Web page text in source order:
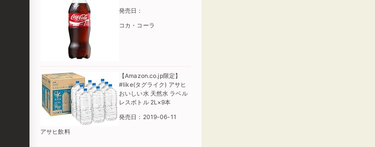
発売日：
コカ・コーラ
【Amazon.co.jp限定】
#like(タグライク) アサヒ
おいしい水 天然水 ラベル
レスボトル 2L×9本
発売日：2019-06-11
アサヒ飲料